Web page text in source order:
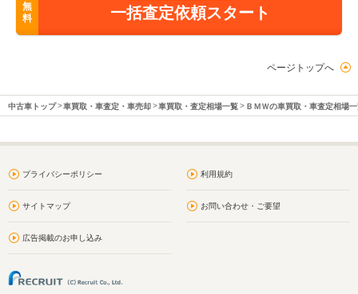
無
料
一括査定依頼スタート
ページトップへ
中古車トップ 車買取・車査定・車売却 車買取・査定相場一覧 ＢＭＷの車買取・車査定相場
プライバシーポリシー 利用規約
サイトマップ お問い合わせ・ご要望
広告掲載のお申し込み